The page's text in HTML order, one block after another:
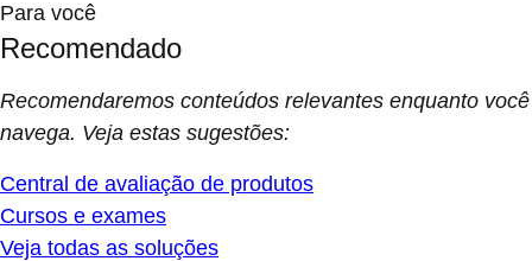
Para você
Recomendado
Recomendaremos conteúdos relevantes enquanto você
navega. Veja estas sugestões:
Central de avaliação de produtos
Cursos e exames
Veja todas as soluções